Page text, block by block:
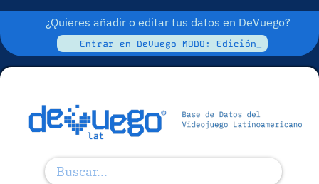
¿Quieres añadir o editar tus datos en DeVuego?
Entrar en DeVuego MODO: Edición_